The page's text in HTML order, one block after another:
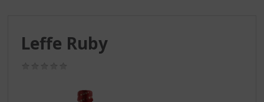
Leffe Ruby